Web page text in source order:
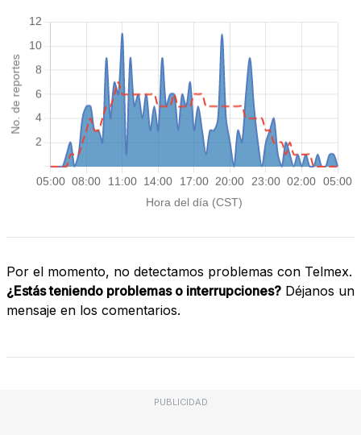
Por el momento, no detectamos problemas con Telmex.
¿Estás teniendo problemas o interrupciones? Déjanos un
mensaje en los comentarios.
PUBLICIDAD